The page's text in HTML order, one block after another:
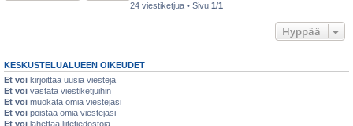
24 viestiketjua • Sivu 1/1
Hyppää
KESKUSTELUALUEEN OIKEUDET
Et voi kirjoittaa uusia viestejä
Et voi vastata viestiketjuihin
Et voi muokata omia viestejäsi
Et voi poistaa omia viestejäsi
Et voi lähettää liitetiedostoja